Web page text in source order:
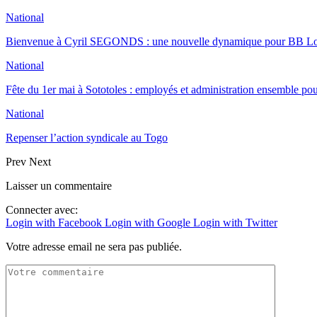
National
Bienvenue à Cyril SEGONDS : une nouvelle dynamique pour BB
National
Fête du 1er mai à Sototoles : employés et administration ensemble
National
Repenser l’action syndicale au Togo
Prev Next
Laisser un commentaire
Connecter avec:
Login with Facebook Login with Google Login with Twitter
Votre adresse email ne sera pas publiée.